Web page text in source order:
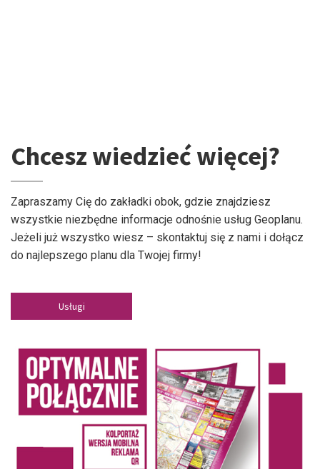
Chcesz wiedzieć więcej?
Zapraszamy Cię do zakładki obok, gdzie znajdziesz
wszystkie niezbędne informacje odnośnie usług Geoplanu.
Jeżeli już wszystko wiesz – skontaktuj się z nami i dołącz
do najlepszego planu dla Twojej firmy!
Usługi